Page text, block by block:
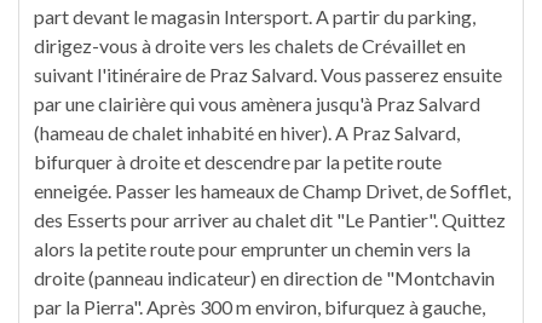
part devant le magasin Intersport. A partir du parking,
dirigez-vous à droite vers les chalets de Crévaillet en
suivant l'itinéraire de Praz Salvard. Vous passerez ensuite
par une clairière qui vous amènera jusqu'à Praz Salvard
(hameau de chalet inhabité en hiver). A Praz Salvard,
bifurquer à droite et descendre par la petite route
enneigée. Passer les hameaux de Champ Drivet, de Sofflet,
des Esserts pour arriver au chalet dit "Le Pantier". Quittez
alors la petite route pour emprunter un chemin vers la
droite (panneau indicateur) en direction de "Montchavin
par la Pierra". Après 300 m environ, bifurquez à gauche,